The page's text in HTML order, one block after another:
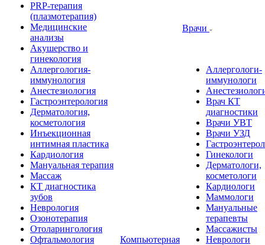
PRP-терапия
(плазмотерапия)
Медицинские
анализы
Акушерство и
гинекология
Аллергология-
иммунология
Анестезиология
Гастроэнтерология
Дерматология,
косметология
Инъекционная
интимная пластика
Кардиология
Мануальная терапия
Массаж
КТ диагностика
зубов
Неврология
Озонотерапия
Отоларингология
Офтальмология
Компьютерная
Врачи
Аллергологи-
иммунологи
Врач КТ
диагностики
Врачи УВТ
Врачи УЗД
Гинекологи
Дерматологи,
косметологи
Кардиологи
Маммологи
Мануальные
терапевты
Массажисты
Неврологи